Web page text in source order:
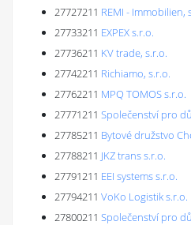
27727211 REMI - Immobilien,
27733211 EXPEX s.r.o.
27736211 KV trade, s.r.o.
27742211 Richiamo, s.r.o.
27762211 MPQ TOMOS s.r.o.
27771211 Společenství pro
27785211 Bytové družstvo
27788211 JKZ trans s.r.o.
27791211 EEI systems s.r.o.
27794211 VoKo Logistik s.r.o.
27800211 Společenství pro